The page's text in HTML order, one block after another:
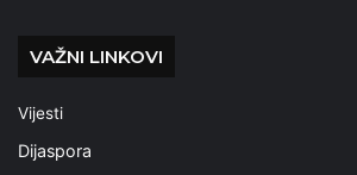
VAŽNI LINKOVI
Vijesti
Dijaspora